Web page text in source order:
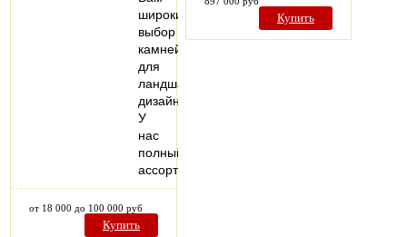
широкий
выбор
камней
для
ландшафтного
дизайна.
У
нас
полный
ассортимент…
от 18 000 до 100 000 руб
Купить
Купить